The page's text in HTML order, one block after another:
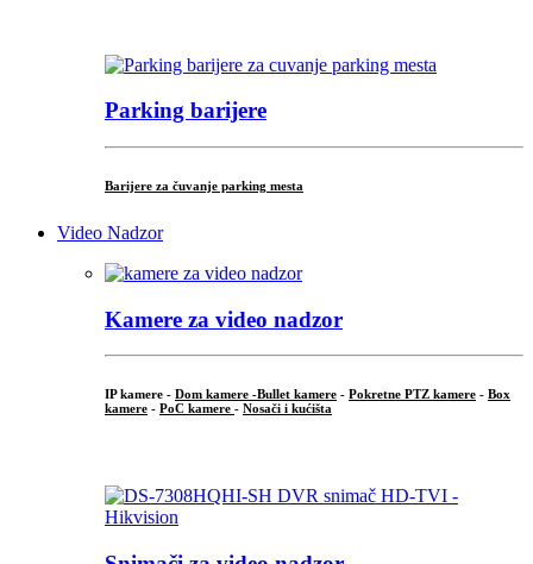
Parking barijere
Barijere za čuvanje parking mesta
Video Nadzor
Kamere za video nadzor
IP kamere - Dom kamere -Bullet kamere - Pokretne PTZ kamere - Box
kamere - PoC kamere - Nosači i kućišta